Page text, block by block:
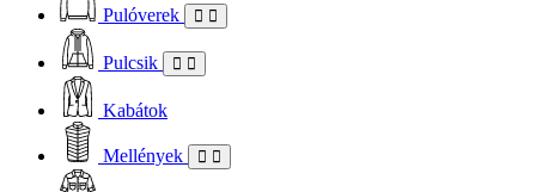
Pulóverek
Pulcsik
Kabátok
Mellények